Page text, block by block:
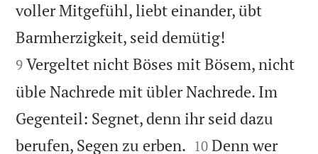
voller Mitgefühl, liebt einander, übt
Barmherzigkeit, seid demütig!
9 Vergeltet nicht Böses mit Bösem, nicht
üble Nachrede mit übler Nachrede. Im
Gegenteil: Segnet, denn ihr seid dazu
berufen, Segen zu erben. 

10 Denn wer